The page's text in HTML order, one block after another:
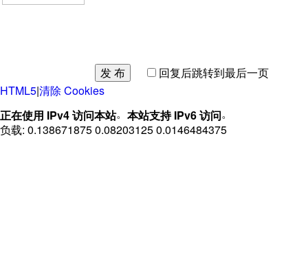
发 布
回复后跳转到最后一页
HTML5|清除 Cookies
正在使用 IPv4 访问本站。 本站支持 IPv6 访问。
负载: 0.138671875 0.08203125 0.0146484375